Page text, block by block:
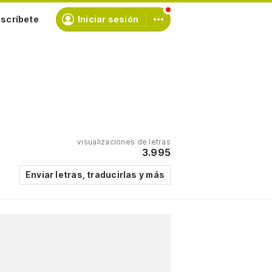
Iniciar sesión
visualizaciones de letras
3.995
Enviar letras, traducirlas y más